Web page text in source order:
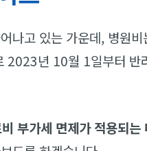
나고 있는 가운데, 병원
2023년 10월 1일부터 반
부가세 면제가 적용되